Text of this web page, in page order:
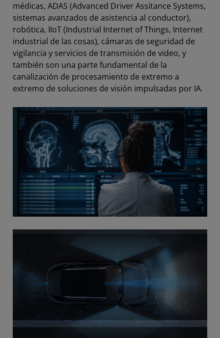
médicas, ADAS (Advanced Driver Assitance Systems,
sistemas avanzados de asistencia al conductor),
robótica, IIoT (Industrial Internet of Things, Internet
industrial de las cosas), cámaras de seguridad de
vigilancia y servicios de transmisión de video, y
también son una parte fundamental de la
canalización de procesamiento de extremo a
extremo de soluciones de visión impulsadas por IA.